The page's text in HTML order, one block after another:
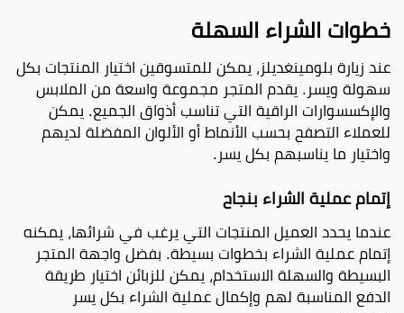
خطوات الشراء السهلة
عند زيارة بلومينغديلز، يمكن للمتسوقين اختيار المنتجات بكل
سهولة ويسر. يقدم المتجر مجموعة واسعة من الملابس
والإكسسوارات الراقية التي تناسب أذواق الجميع. يمكن
للعملاء التصفح بحسب الأنماط أو الألوان المفضلة لديهم
واختيار ما يناسبهم بكل يسر.
إتمام عملية الشراء بنجاح
عندما يحدد العميل المنتجات التي يرغب في شرائها، يمكنه
إتمام عملية الشراء بخطوات بسيطة. بفضل واجهة المتجر
البسيطة والسهلة الاستخدام، يمكن للزبائن اختيار طريقة
الدفع المناسبة لهم وإكمال عملية الشراء بكل يسر